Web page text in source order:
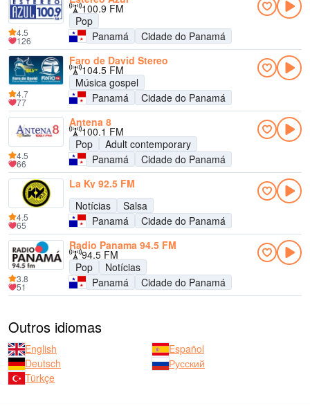
100.9 FM
Pop
Panamá
Cidade do Panamá
4.5
126
Faro de David Stereo
104.5 FM
Música gospel
Panamá
Cidade do Panamá
4.7
77
Antena 8
100.1 FM
Pop
Adult contemporary
Panamá
Cidade do Panamá
4.5
66
La Ky 92.5 FM
Notícias
Salsa
Panamá
Cidade do Panamá
4.5
65
Radio Panama 94.5 FM
94.5 FM
Pop
Notícias
Panamá
Cidade do Panamá
3.8
51
Outros idiomas
English
Español
Deutsch
Русский
Türkçe